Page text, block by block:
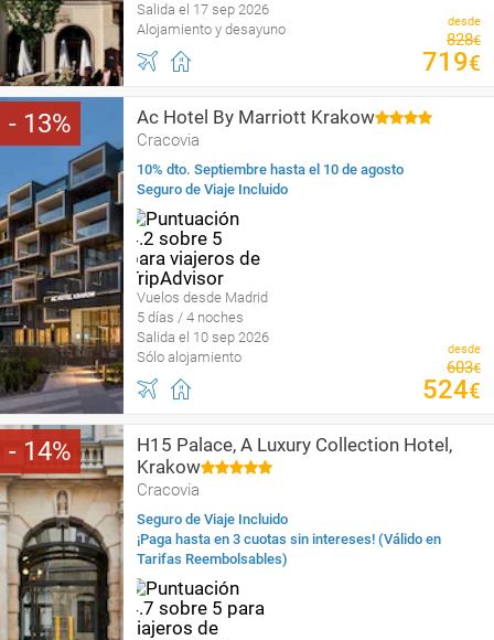
Salida el 17 sep 2026
Alojamiento y desayuno
desde
828€
719€
13 Ac Hotel By Marriott Krakow
Cracovia
10% dto. Septiembre hasta el 10 de agosto
Seguro de Viaje Incluido
Vuelos desde Madrid
5 días / 4 noches
Salida el 10 sep 2026
Sólo alojamiento
desde
603€
524€
14
H15 Palace, A Luxury Collection Hotel,
Krakow
Cracovia
Seguro de Viaje Incluido
¡Paga hasta en 3 cuotas sin intereses! (Válido en
Tarifas Reembolsables)